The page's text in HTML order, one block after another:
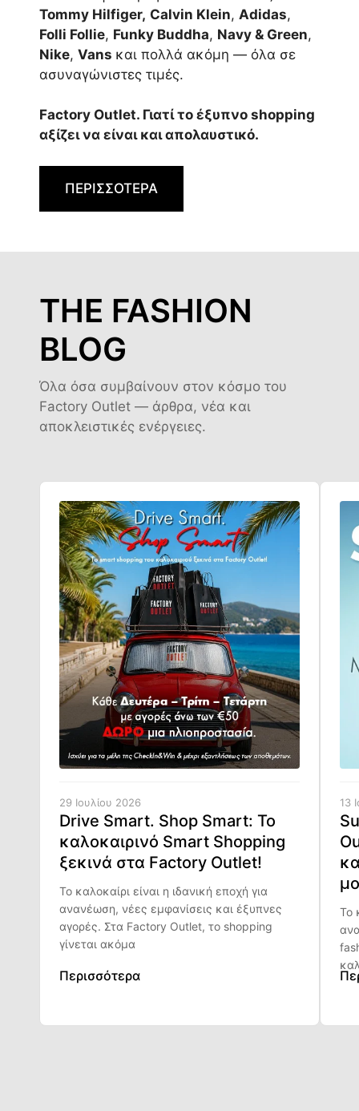
Tommy Hilfiger, Calvin Klein, Adidas,
Folli Follie, Funky Buddha, Navy & Green,
Nike, Vans και πολλά ακόμη — όλα σε
ασυναγώνιστες τιμές.
Factory Outlet. Γιατί το έξυπνο shopping
αξίζει να είναι και απολαυστικό.
ΠΕΡΙΣΣΟΤΕΡΑ
THE FASHION
BLOG
Όλα όσα συμβαίνουν στον κόσμο του
Factory Outlet — άρθρα, νέα και
αποκλειστικές ενέργειες.
29 Ιουλίου 2026
Drive Smart. Shop Smart: Το
καλοκαιρινό Smart Shopping
ξεκινά στα Factory Outlet!
Το καλοκαίρι είναι η ιδανική εποχή για
ανανέωση, νέες εμφανίσεις και έξυπνες
αγορές. Στα Factory Outlet, το shopping
γίνεται ακόμα
Περισσότερα
13
Το